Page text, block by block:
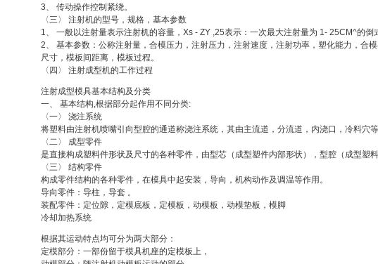
3、 传动操作控制紧绕。
〈三〉 注射机的型号，规格，基本参数
1、 一般以注射量表示注射机的容量，Xs - ZY ,25表示：一次最大注射量为 1- 25CM^的倒
2、 基本参数：公称注射量，合模压力，注射压力，注射速度，注射功率，塑化能力，合
尺寸，模板间距离，模板过程。
〈四〉 注射成型机的工作过程
注射成型模具基本结构及分类
一、 基本结构,根据部分起作用不同分类:
〈一〉 浇注系统
将塑料由注射机喷嘴引向型腔的通道称浇注系统，其由主流道，分流道，内浇口，冷料穴
〈二〉 成型零件
是直接构成塑料件形状及尺寸的各种零件，由型芯（成型塑件内部形状），型腔（成型塑
〈三〉 结构零件
构成零件结构的各种零件，在模具中起安装，导向，机构动作及调温等作用。
导向零件：导柱，导套 。
装配零件：定位隙，定模底板，定模板，动模板，动模垫板，模脚
冷却加热系统
根据其运动特点均可分为两大部分：
定模部分：一部份留于模具机座的定模板上，